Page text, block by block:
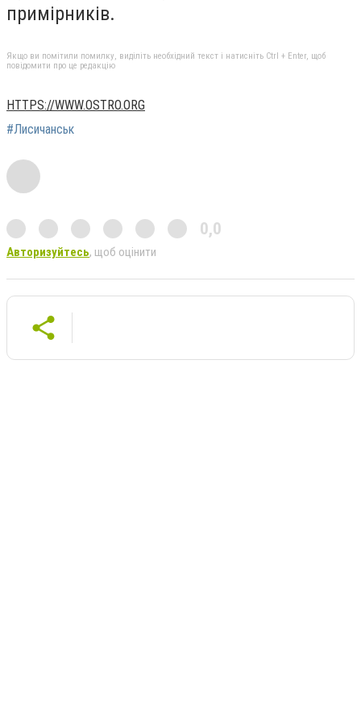
примірників.
Якщо ви помітили помилку, виділіть необхідний текст і натисніть Ctrl + Enter, щоб
повідомити про це редакцію
HTTPS://WWW.OSTRO.ORG
#Лисичанськ
0,0
Авторизуйтесь, щоб оцінити